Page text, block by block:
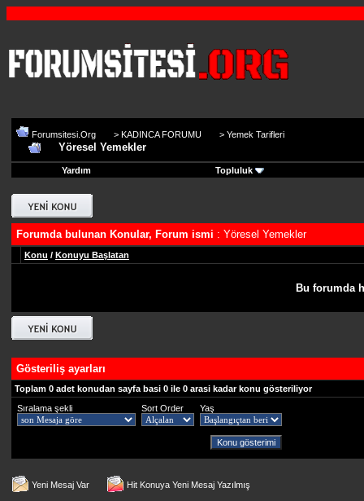
Forumsitesi.Org > KADINCA FORUMU > Yemek Tarifleri
Yöresel Yemekler
Yardım Topluluk
Forumda bulunan Konular, Forum ismi : Yöresel Yemekler
Konu / Konuyu Başlatan
Bu forumda
Gösteriliş ayarları
Toplam 0 adet konudan sayfa basi 0 ile 0 arasi kadar konu gösteriliyor
Sıralama şekli
Sort Order Yaş
Yeni Mesaj Var Hit Konuya Yeni Mesaj Yazılmış